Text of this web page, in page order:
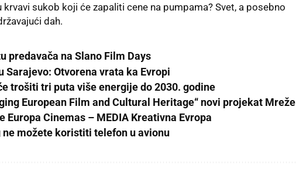
sukob koji će zapaliti cene na pumpama? Svet, a posebno
dah.
predavača na Slano Film Days
Sarajevo: Otvorena vrata ka Evropi
trošiti tri puta više energije do 2030. godine
European Film and Cultural Heritage“ novi projekat Mreže
Europa Cinemas – MEDIA Kreativna Evropa
možete koristiti telefon u avionu